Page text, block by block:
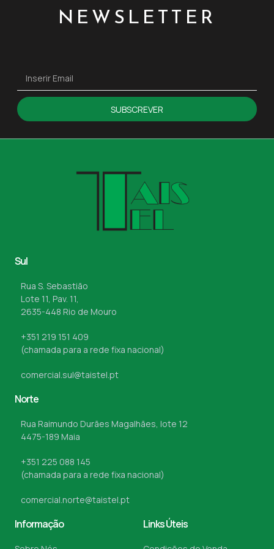
NEWSLETTER
SUBSCREVER
Sul
Rua S. Sebastião
Lote 11, Pav. 11,
2635-448 Rio de Mouro
+351 219 151 409
(chamada para a rede fixa nacional)
comercial.sul@taistel.pt
Norte
Rua Raimundo Durães Magalhães, lote 12
4475-189 Maia
+351 225 088 145
(chamada para a rede fixa nacional)
comercial.norte@taistel.pt
Informação Links Úteis